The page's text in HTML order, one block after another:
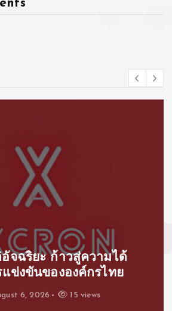
จฉริยะ ก้าวสู่ความได้
แข่งขันขององค์กรไทย
6, 2026 15 views